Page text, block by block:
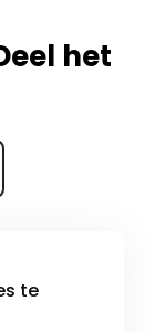
het
te